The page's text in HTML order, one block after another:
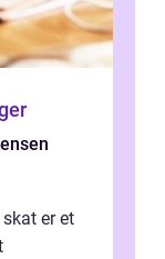
er et